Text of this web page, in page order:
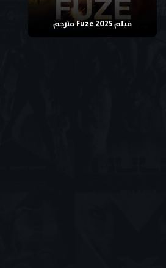
فيلم Fuze 2025 مترجم